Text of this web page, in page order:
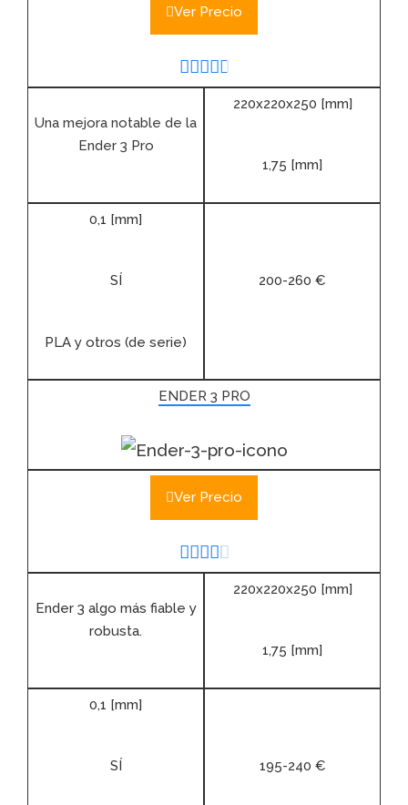
Ver Precio

Una mejora notable de la
Ender 3 Pro
220x220x250 [mm]
1,75 [mm]
0,1 [mm]
SÍ
PLA y otros (de serie)
200-260 €
ENDER 3 PRO
Ver Precio
 
Ender 3 algo más fiable y
robusta.
220x220x250 [mm]
1,75 [mm]
0,1 [mm]
SÍ 195-240 €